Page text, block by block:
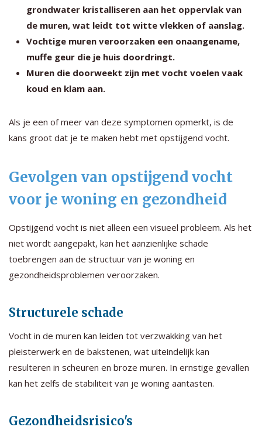
grondwater kristalliseren aan het oppervlak van
de muren, wat leidt tot witte vlekken of aanslag.
Vochtige muren veroorzaken een onaangename,
muffe geur die je huis doordringt.
Muren die doorweekt zijn met vocht voelen vaak
koud en klam aan.
Als je een of meer van deze symptomen opmerkt, is de
kans groot dat je te maken hebt met opstijgend vocht.
Gevolgen van opstijgend vocht
voor je woning en gezondheid
Opstijgend vocht is niet alleen een visueel probleem. Als het
niet wordt aangepakt, kan het aanzienlijke schade
toebrengen aan de structuur van je woning en
gezondheidsproblemen veroorzaken.
Structurele schade
Vocht in de muren kan leiden tot verzwakking van het
pleisterwerk en de bakstenen, wat uiteindelijk kan
resulteren in scheuren en broze muren. In ernstige gevallen
kan het zelfs de stabiliteit van je woning aantasten.
Gezondheidsrisico's